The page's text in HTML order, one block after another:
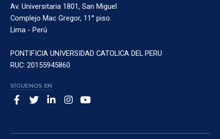
Av. Universitaria 1801, San Miguel
Complejo Mac Gregor, 11° piso.
Lima - Perú
PONTIFICIA UNIVERSIDAD CATOLICA DEL PERU
RUC: 20155945860
SÍGUENOS EN